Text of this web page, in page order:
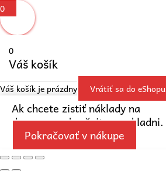
0
0
Váš košík
Váš košík je prázdny Vrátiť sa do eShopu
Ak chcete zistiť náklady na
dopravu, pokračujte v pokladni.
Pokračovať v nákupe